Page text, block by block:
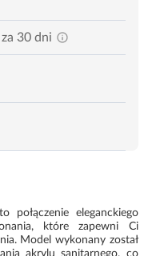
30 dni
połączenie eleganckiego
które zapewni Ci
Model wykonany został
akrylu sanitarnego, co